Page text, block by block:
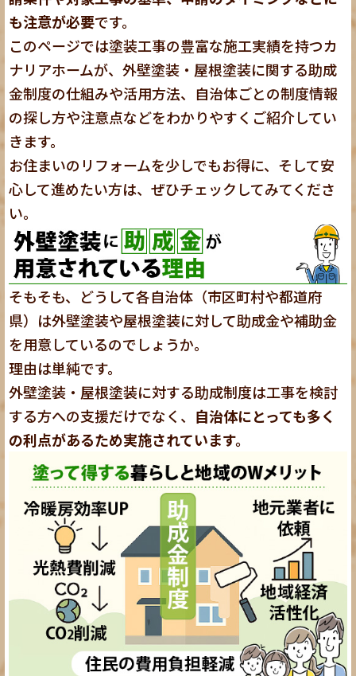
も注意が必要です。
このページでは塗装工事の豊富な施工実績を持つカ
ナリアホームが、外壁塗装・屋根塗装に関する助成
金制度の仕組みや活用方法、自治体ごとの制度情報
の探し方や注意点などをわかりやすくご紹介してい
きます。
お住まいのリフォームを少しでもお得に、そして安
心して進めたい方は、ぜひチェックしてみてくださ
い。
そもそも、どうして各自治体（市区町村や都道府
県）は外壁塗装や屋根塗装に対して助成金や補助金
を用意しているのでしょうか。
理由は単純です。
外壁塗装・屋根塗装に対する助成制度は工事を検討
する方への支援だけでなく、 自治体にとっても多く
の利点があるため実施されています。